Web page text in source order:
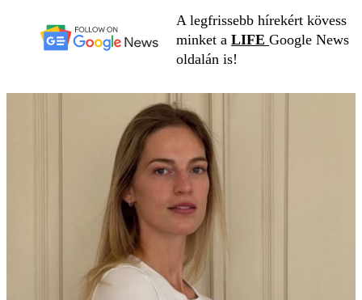
A legfrissebb hírekért kövess
minket a LIFE Google News
oldalán is!